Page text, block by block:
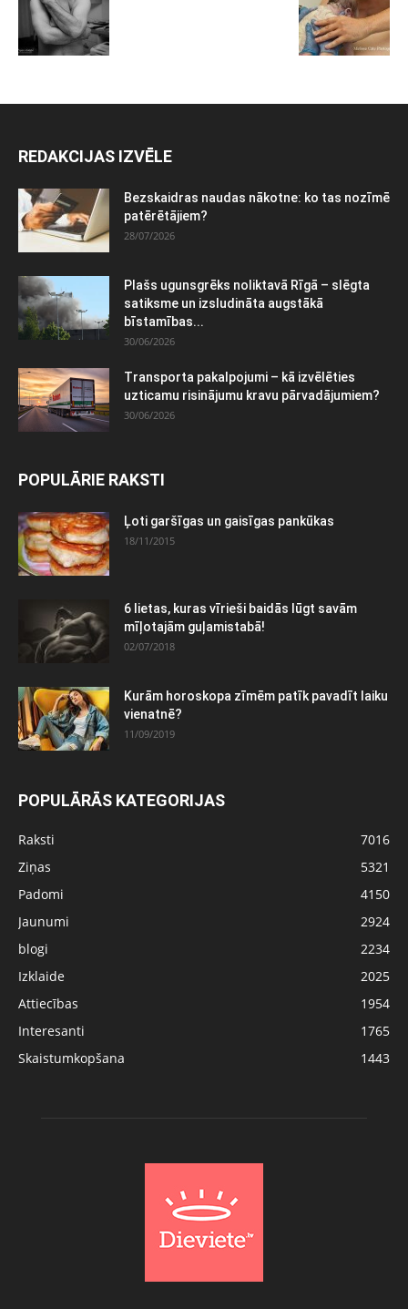
REDAKCIJAS IZVĒLE
Bezskaidras naudas nākotne: ko tas nozīmē
patērētājiem?
28/07/2026
Plašs ugunsgrēks noliktavā Rīgā – slēgta
satiksme un izsludināta augstākā
bīstamības...
30/06/2026
Transporta pakalpojumi – kā izvēlēties
uzticamu risinājumu kravu pārvadājumiem?
30/06/2026
POPULĀRIE RAKSTI
Ļoti garšīgas un gaisīgas pankūkas
18/11/2015
6 lietas, kuras vīrieši baidās lūgt savām
mīļotajām guļamistabā!
02/07/2018
Kurām horoskopa zīmēm patīk pavadīt laiku
vienatnē?
11/09/2019
POPULĀRĀS KATEGORIJAS
Raksti
7016
Ziņas
5321
Padomi
4150
Jaunumi
2924
blogi
2234
Izklaide
2025
Attiecības
1954
Interesanti
1765
Skaistumkopšana
1443